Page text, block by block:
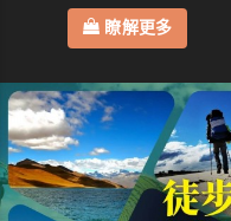
瞭解更多